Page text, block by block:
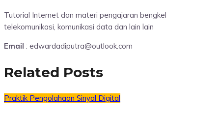
Tutorial Internet dan materi pengajaran bengkel
telekomunikasi, komunikasi data dan lain lain
Email : edwardadiputra@outlook.com
Related Posts
Praktik Pengolahaan Sinyal Digital